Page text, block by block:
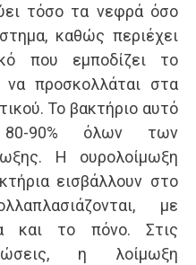
τόσο τα νεφρά όσο
καθώς περιέχει
που εμποδίζει το
να προσκολλάται στα
Το βακτήριο αυτό
90% όλων των
Η ουρολοίμωξη
εισβάλλουν στο
με
και το πόνο. Στις
η λοίμωξη